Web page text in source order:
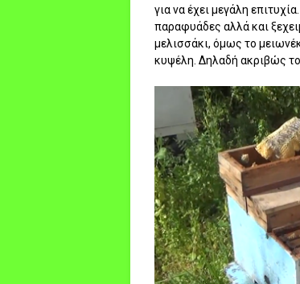
για να έχει μεγάλη
παραφυάδες αλλά και
μελισσάκι, όμως το
κυψέλη. Δηλαδή ακριβώς το